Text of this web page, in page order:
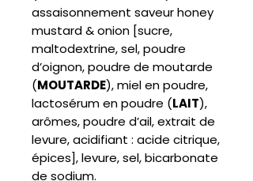
assaisonnement saveur honey
mustard & onion [sucre,
maltodextrine, sel, poudre
d’oignon, poudre de moutarde
(MOUTARDE), miel en poudre,
lactosérum en poudre (LAIT),
arômes, poudre d’ail, extrait de
levure, acidifiant : acide citrique,
épices], levure, sel, bicarbonate
de sodium.